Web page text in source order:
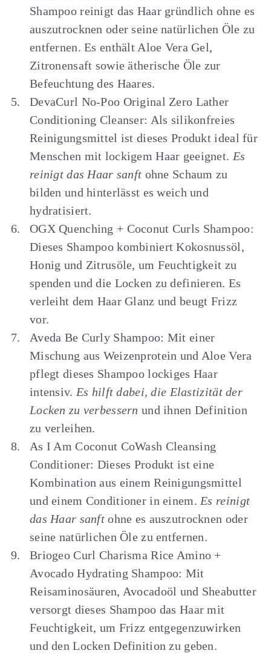
Shampoo reinigt das Haar gründlich ohne es
auszutrocknen oder seine natürlichen Öle zu
entfernen. Es enthält Aloe Vera Gel,
Zitronensaft sowie ätherische Öle zur
Befeuchtung des Haares.
DevaCurl No-Poo Original Zero Lather
Conditioning Cleanser: Als silikonfreies
Reinigungsmittel ist dieses Produkt ideal für
Menschen mit lockigem Haar geeignet. Es
reinigt das Haar sanft ohne Schaum zu
bilden und hinterlässt es weich und
hydratisiert.
OGX Quenching + Coconut Curls Shampoo:
Dieses Shampoo kombiniert Kokosnussöl,
Honig und Zitrusöle, um Feuchtigkeit zu
spenden und die Locken zu definieren. Es
verleiht dem Haar Glanz und beugt Frizz
vor.
Aveda Be Curly Shampoo: Mit einer
Mischung aus Weizenprotein und Aloe Vera
pflegt dieses Shampoo lockiges Haar
intensiv. Es hilft dabei, die Elastizität der
Locken zu verbessern und ihnen Definition
zu verleihen.
As I Am Coconut CoWash Cleansing
Conditioner: Dieses Produkt ist eine
Kombination aus einem Reinigungsmittel
und einem Conditioner in einem. Es reinigt
das Haar sanft ohne es auszutrocknen oder
seine natürlichen Öle zu entfernen.
Briogeo Curl Charisma Rice Amino +
Avocado Hydrating Shampoo: Mit
Reisaminosäuren, Avocadoöl und Sheabutter
versorgt dieses Shampoo das Haar mit
Feuchtigkeit, um Frizz entgegenzuwirken
und den Locken Definition zu geben.